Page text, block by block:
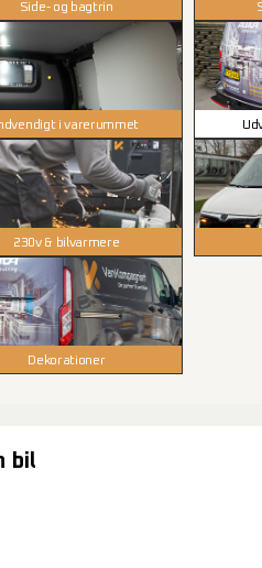
Side- og bagtrin
i varerummet
230v & bilvarmere
Dekorationer
bil